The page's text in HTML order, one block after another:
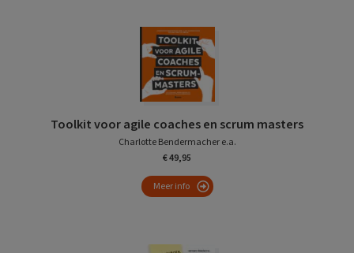
Toolkit voor agile coaches en scrum masters
Charlotte Bendermacher e.a.
€ 49,95
Meer info